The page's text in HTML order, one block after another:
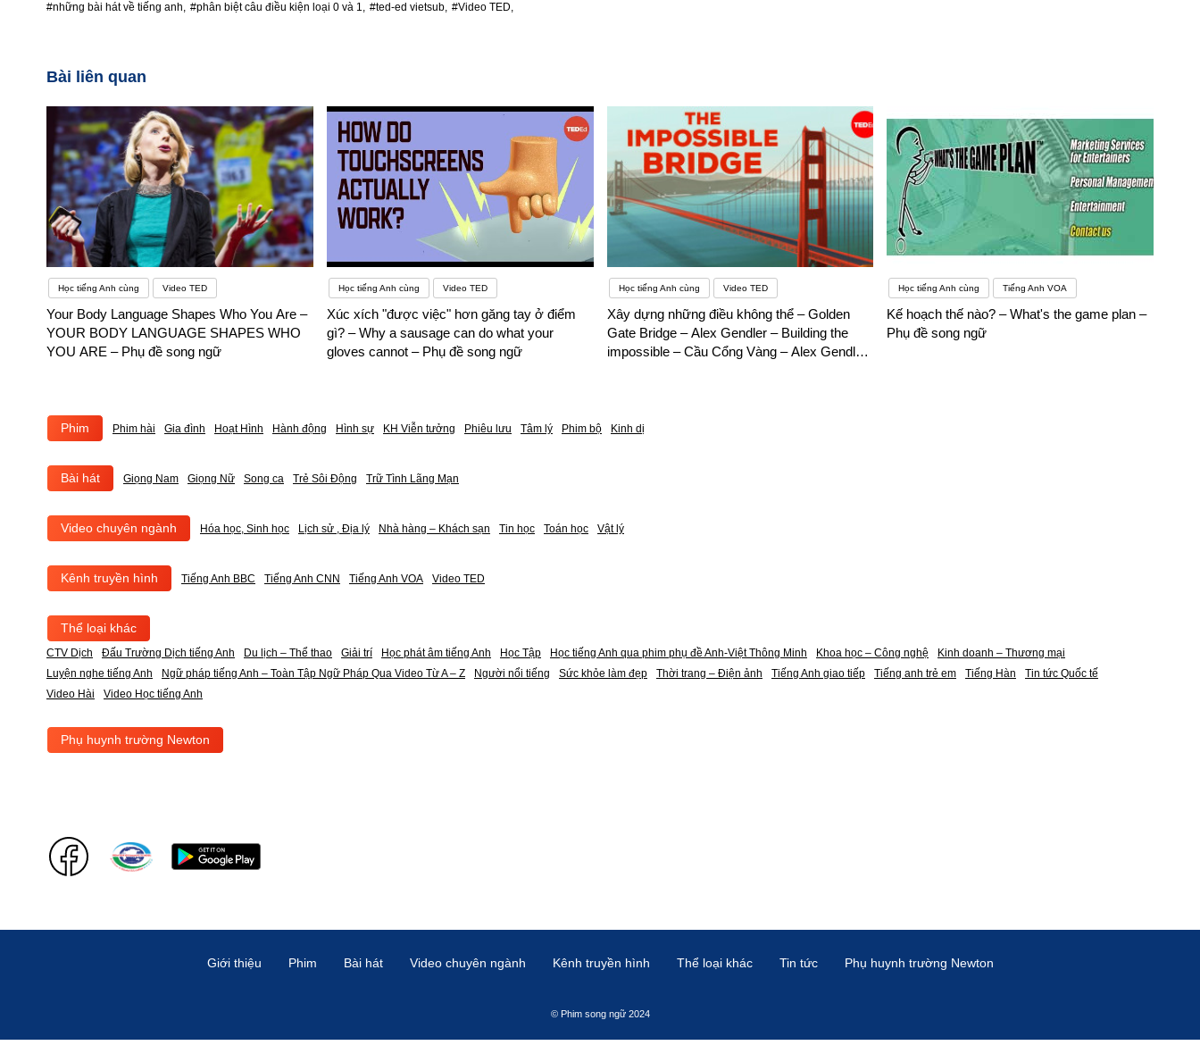
#những bài hát về tiếng anh, #phân biệt câu điều kiện loại 0 và 1, #ted-ed vietsub, #Video TED,
Bài liên quan
Học tiếng Anh cùng Video TED
Your Body Language Shapes Who You Are –
YOUR BODY LANGUAGE SHAPES WHO
YOU ARE – Phụ đề song ngữ
Học tiếng Anh cùng Video TED
Xúc xích "được việc" hơn găng tay ở điểm
gì? – Why a sausage can do what your
gloves cannot – Phụ đề song ngữ
Học tiếng Anh cùng Video TED
Xây dựng những điều không thể – Golden
Gate Bridge – Alex Gendler – Building the
impossible – Cầu Cổng Vàng – Alex Gendler
Học tiếng Anh cùng Tiếng Anh VOA
Kế hoạch thế nào? – What's the game plan –
Phụ đề song ngữ
Phim Phim hài Gia đình Hoạt Hình Hành động Hình sự KH Viễn tưởng Phiêu lưu Tâm lý Phim bộ Kinh dị
Bài hát Giọng Nam Giọng Nữ Song ca Trẻ Sôi Động Trữ Tình Lãng Mạn
Video chuyên ngành Hóa học, Sinh học Lịch sử , Địa lý Nhà hàng – Khách sạn Tin học Toán học Vật lý
Kênh truyền hình Tiếng Anh BBC Tiếng Anh CNN Tiếng Anh VOA Video TED
Thể loại khác
CTV Dịch Đấu Trường Dịch tiếng Anh Du lịch – Thể thao Giải trí Học phát âm tiếng Anh Học Tập Học tiếng Anh qua phim phụ đề Anh-Việt Thông Minh Khoa học – Công nghệ
Kinh doanh – Thương mại
Luyện nghe tiếng Anh
Ngữ pháp tiếng Anh – Toàn Tập Ngữ Pháp Qua Video Từ A – Z Người nổi tiếng Sức khỏe làm đẹp Thời trang – Điện ảnh Tiếng Anh giao tiếp Tiếng anh trẻ em Tiếng Hàn
Tin tức Quốc tế
Video Hài
Video Học tiếng Anh
Phụ huynh trường Newton
Giới thiệu Phim Bài hát Video chuyên ngành Kênh truyền hình Thể loại khác Tin tức Phụ huynh trường Newton
© Phim song ngữ 2024